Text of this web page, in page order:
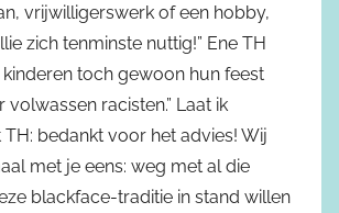
vrijwilligerswerk of een hobby,
zich tenminste nuttig!” Ene TH
kinderen toch gewoon hun feest
volwassen racisten.” Laat ik
bedankt voor het advies! Wij
met je eens: weg met al die
blackface-traditie in stand willen